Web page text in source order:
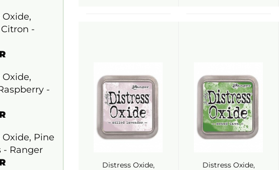
Distress Oxide, Distress Oxide,
Oxide,
-
Oxide,
-
Oxide, Pine
- Ranger